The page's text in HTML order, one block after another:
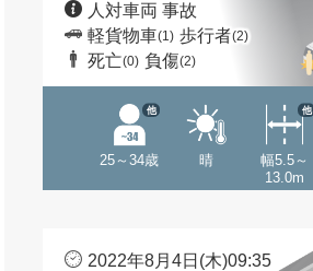
人対車両 事故
軽貨物車(1) 歩行者(2)
死亡(0) 負傷(2)
25～34歳
他
晴
幅5.5～
13.0m
他
2022年8月4日(木)09:35